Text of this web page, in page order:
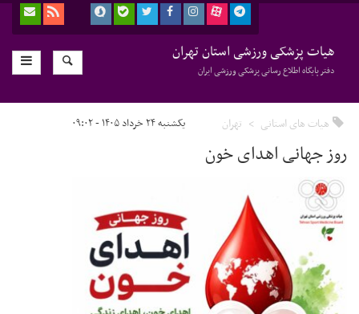
هیات پزشکی ورزشی استان تهران
دفتر پایگاه اطلاع رسانی پزشکی ورزشی ایران
هیات های استانی تهران یکشنبه ۲۴ خرداد ۱۴۰۵ - ۰۹:۰۲
روز جهانی اهدای خون